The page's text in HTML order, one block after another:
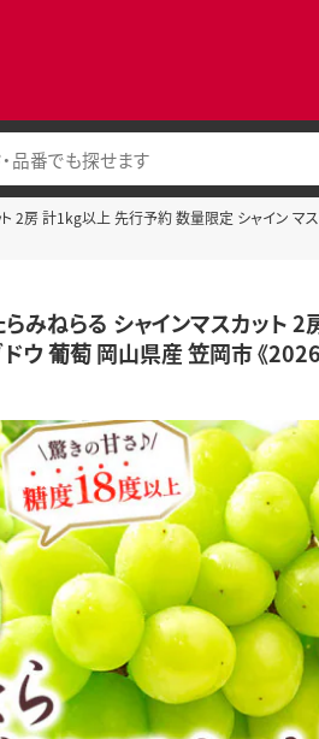
ト 2房 計1kg以上 先行予約 数量限定 シャイン
らみねらる シャインマスカッ
ドウ 葡萄 岡山県産 笠岡市 《